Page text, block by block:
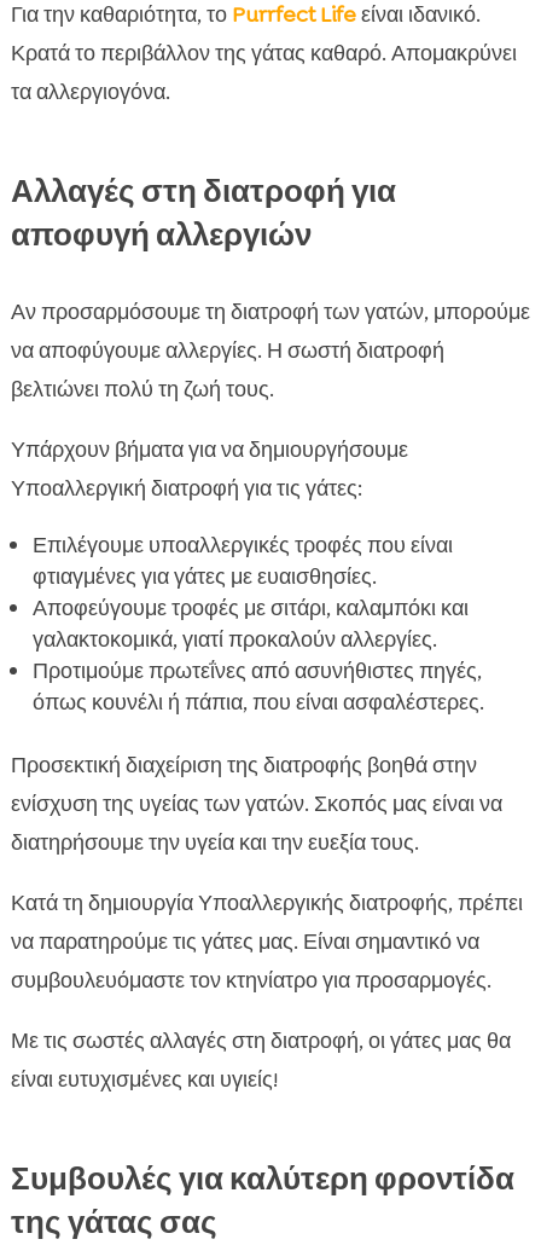
Για την καθαριότητα, το Purrfect Lifeείναι ιδανικό.
Κρατά το περιβάλλον της γάτας καθαρό. Απομακρύνει
τα αλλεργιογόνα.
Αλλαγές στη διατροφή για
αποφυγή αλλεργιών
Αν προσαρμόσουμε τη διατροφή των γατών, μπορούμε
να αποφύγουμε αλλεργίες. Η σωστή διατροφή
βελτιώνει πολύ τη ζωή τους.
Υπάρχουν βήματα για να δημιουργήσουμε
Υποαλλεργική διατροφή για τις γάτες:
Επιλέγουμε υποαλλεργικές τροφές που είναι
φτιαγμένες για γάτες με ευαισθησίες.
Αποφεύγουμε τροφές με σιτάρι, καλαμπόκι και
γαλακτοκομικά, γιατί προκαλούν αλλεργίες.
Προτιμούμε πρωτεΐνες από ασυνήθιστες πηγές,
όπως κουνέλι ή πάπια, που είναι ασφαλέστερες.
Προσεκτική διαχείριση της διατροφής βοηθά στην
ενίσχυση της υγείας των γατών. Σκοπός μας είναι να
διατηρήσουμε την υγεία και την ευεξία τους.
Κατά τη δημιουργία Υποαλλεργικής διατροφής, πρέπει
να παρατηρούμε τις γάτες μας. Είναι σημαντικό να
συμβουλευόμαστε τον κτηνίατρο για προσαρμογές.
Με τις σωστές αλλαγές στη διατροφή, οι γάτες μας θα
είναι ευτυχισμένες και υγιείς!
Συμβουλές για καλύτερη φροντίδα
της γάτας σας